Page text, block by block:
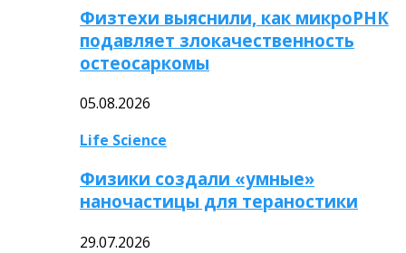
Физтехи выяснили, как микроРНК
подавляет злокачественность
остеосаркомы
05.08.2026
Life Science
Физики создали «умные»
наночастицы для тераностики
29.07.2026